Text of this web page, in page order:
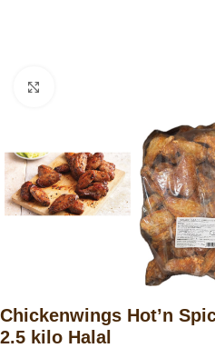
Chickenwings Hot’n
2.5 kilo Halal